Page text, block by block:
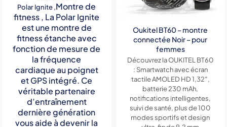
Polar Ignite ,Montre de
fitness , La Polar Ignite
est une montre de
fitness étanche avec
fonction de mesure de
la fréquence
cardiaque au poignet
et GPS intégré. Ce
véritable partenaire
d’entraînement
dernière génération
vous aide à devenir la
Oukitel BT60 – montre
connectée Noir – pour
femmes
Découvrez la OUKITEL BT60
: Smartwatch avec écran
tactile AMOLED HD 1,32″,
batterie 230 mAh,
notifications intelligentes,
suivi de santé, plus de 100
modes sportifs et design